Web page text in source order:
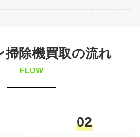
掃除機買取の流れ
FLOW
02